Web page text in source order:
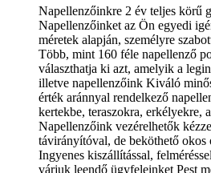
Napellenzőinkre 2 év teljes körű
Napellenzőinket az Ön egyedi
méretek alapján, személyre
Több, mint 160 féle napellenző
választhatja ki azt, amelyik a
illetve napellenzőink Kiváló
érték aránnyal rendelkező
kertekbe, teraszokra, erkélyekre,
Napellenzőink vezérelhetők
távirányítóval, de beköthető okos
Ingyenes kiszállítással,
várjuk leendő ügyfeleinket Pest